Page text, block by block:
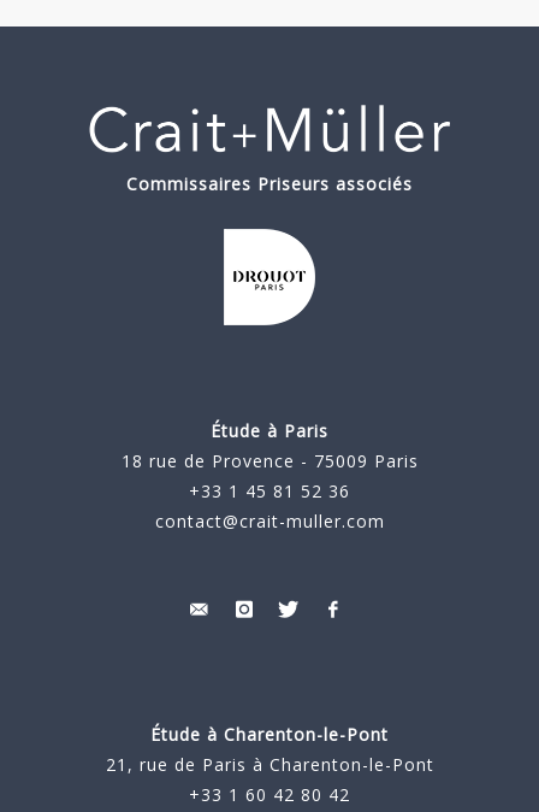
Commissaires Priseurs associés
Étude à Paris
18 rue de Provence - 75009 Paris
+33 1 45 81 52 36
contact@crait-muller.com
Étude à Charenton-le-Pont
21, rue de Paris à Charenton-le-Pont
+33 1 60 42 80 42